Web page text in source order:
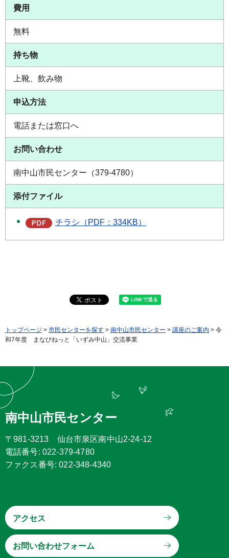
費用
無料
持ち物
上靴、飲み物
申込方法
電話または窓口へ
お問い合わせ
南中山市民センター（379-4780）
添付ファイル
チラシ（PDF：334KB）
トップページ > 市民センターを探す > 南中山市民センター > 講座のご案内 > 令
和7年度 まなびねっと「いずみ中山」交流事業
南中山市民センター
〒981-3213 仙台市泉区南中山2-24-12
電話番号: 022-379-4780
ファクス番号: 022-348-4340
アクセス